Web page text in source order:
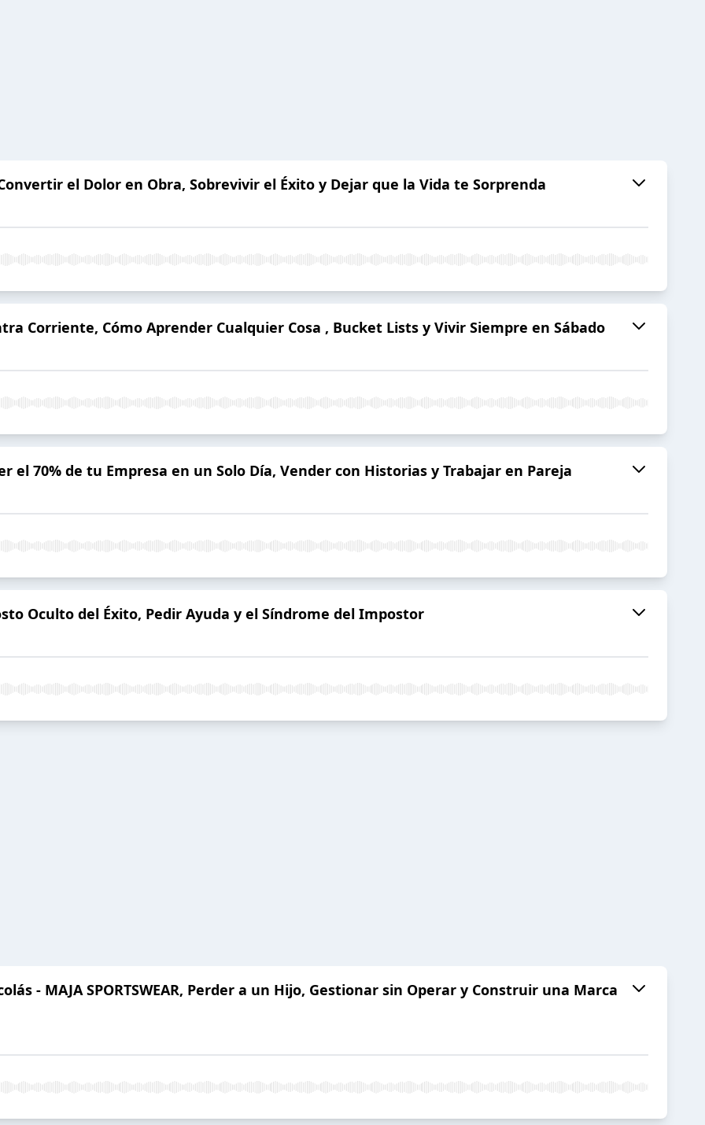
el Dolor en Obra, Sobrevivir el Éxito y Dejar que la Vida te Sorprenda
Corriente, Cómo Aprender Cualquier Cosa , Bucket Lists y Vivir Siempre en Sábado
el 70% de tu Empresa en un Solo Día, Vender con Historias y Trabajar en Pareja
Oculto del Éxito, Pedir Ayuda y el Síndrome del Impostor
- MAJA SPORTSWEAR, Perder a un Hijo, Gestionar sin Operar y Construir una Marca